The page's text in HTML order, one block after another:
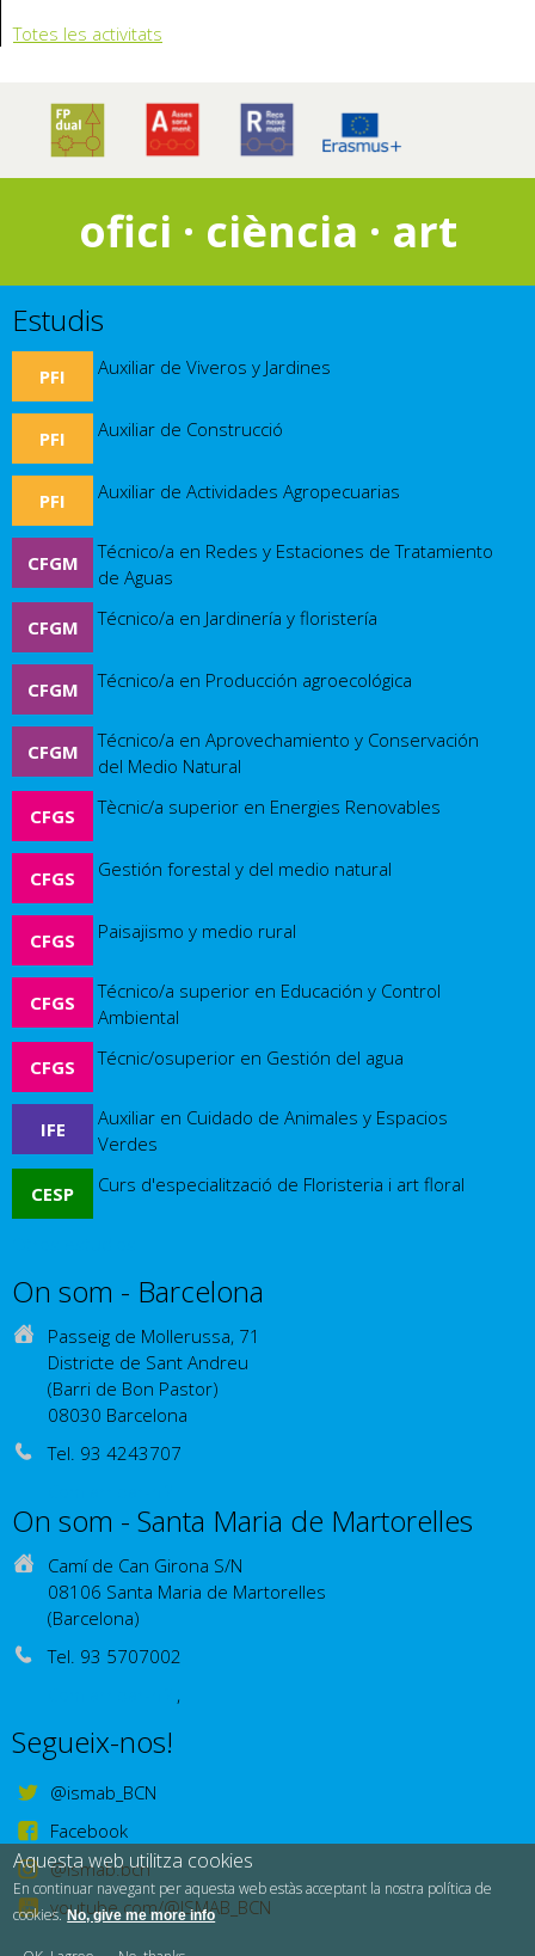
Totes les activitats
ofici · ciència · art
Estudis
PFI Auxiliar de Viveros y Jardines
PFI Auxiliar de Construcció
PFI Auxiliar de Actividades Agropecuarias
CFGM
Técnico/a en Redes y Estaciones de Tratamiento
de Aguas
CFGM Técnico/a en Jardinería y floristería
CFGM Técnico/a en Producción agroecológica
CFGM
Técnico/a en Aprovechamiento y Conservación
del Medio Natural
CFGS Tècnic/a superior en Energies Renovables
CFGS Gestión forestal y del medio natural
CFGS Paisajismo y medio rural
CFGS
Técnico/a superior en Educación y Control
Ambiental
CFGS Técnic/osuperior en Gestión del agua
IFE
Auxiliar en Cuidado de Animales y Espacios
Verdes
CESP Curs d'especialització de Floristeria i art floral
On som - Barcelona
Passeig de Mollerussa, 71
Districte de Sant Andreu
(Barri de Bon Pastor)
08030 Barcelona
Tel. 93 4243707
On som - Santa Maria de Martorelles
Camí de Can Girona S/N
08106 Santa Maria de Martorelles
(Barcelona)
Tel. 93 5707002
,
Segueix-nos!
@ismab_BCN
Facebook
@ismab.bcn
youtube.com/@ISMAB_BCN
Aquesta web utilitza cookies
En continuar navegant per aquesta web estàs acceptant la nostra política de
cookies. No, give me more info